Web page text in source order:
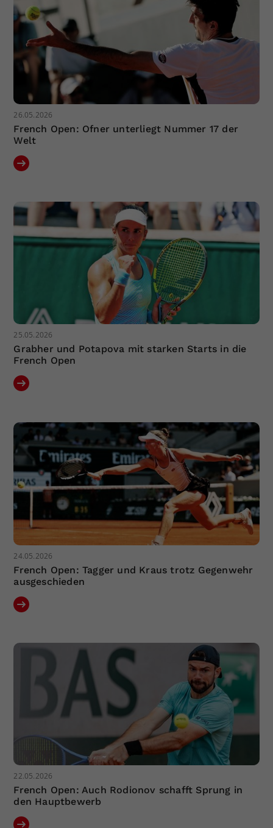
26.05.2026
French Open: Ofner unterliegt Nummer 17 der
Welt
25.05.2026
Grabher und Potapova mit starken Starts in die
French Open
24.05.2026
French Open: Tagger und Kraus trotz Gegenwehr
ausgeschieden
22.05.2026
French Open: Auch Rodionov schafft Sprung in
den Hauptbewerb